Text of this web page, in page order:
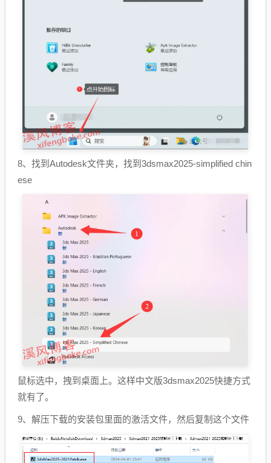
8、找到Autodesk文件夹，找到3dsmax2025-simplified chin
ese
鼠标选中，拽到桌面上。这样中文版3dsmax2025快捷方式
就有了。
9、解压下载的安装包里面的激活文件，然后复制这个文件